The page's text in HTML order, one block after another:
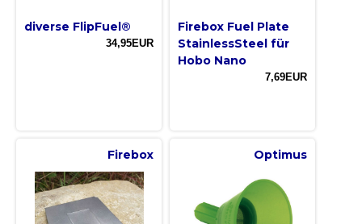
diverse FlipFuel®
34,95EUR
Firebox Fuel Plate
StainlessSteel für
Hobo Nano
7,69EUR
Firebox Optimus